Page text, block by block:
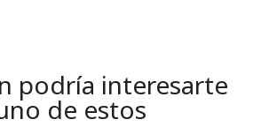
podría interesarte
de estos